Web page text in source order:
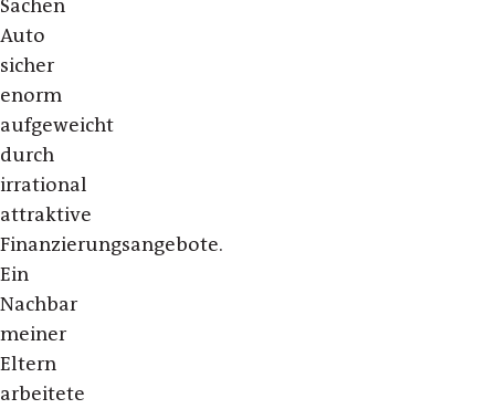
Sachen
Auto
sicher
enorm
aufgeweicht
durch
irrational
attraktive
Finanzierungsangebote.
Ein
Nachbar
meiner
Eltern
arbeitete